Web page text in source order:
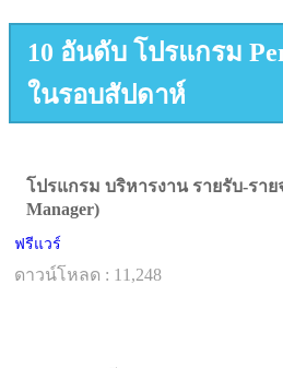
10 อันดับ โปรแกรม
ในรอบสัปดาห์
โปรแกรม บริหารงาน รายรับ-ราย
Manager)
ฟรีแวร์
ดาวน์โหลด : 11,248